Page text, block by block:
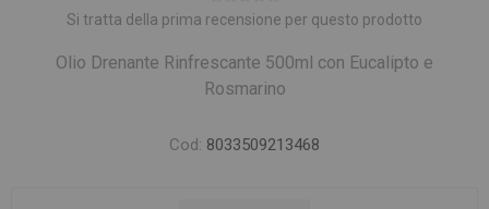
Si tratta della prima recensione per questo prodotto
Olio Drenante Rinfrescante 500ml con Eucalipto e
Rosmarino
Cod: 8033509213468